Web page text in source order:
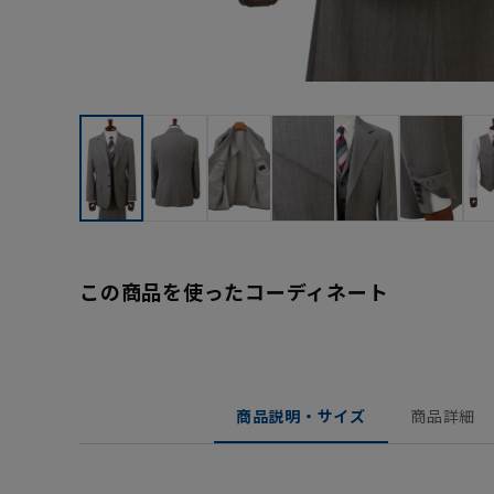
この商品を使ったコーディネート
商品説明・サイズ 商品詳細